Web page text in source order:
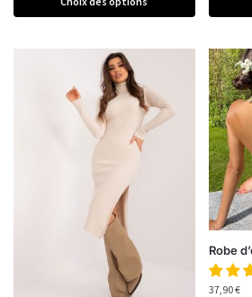
Robe
37,90€